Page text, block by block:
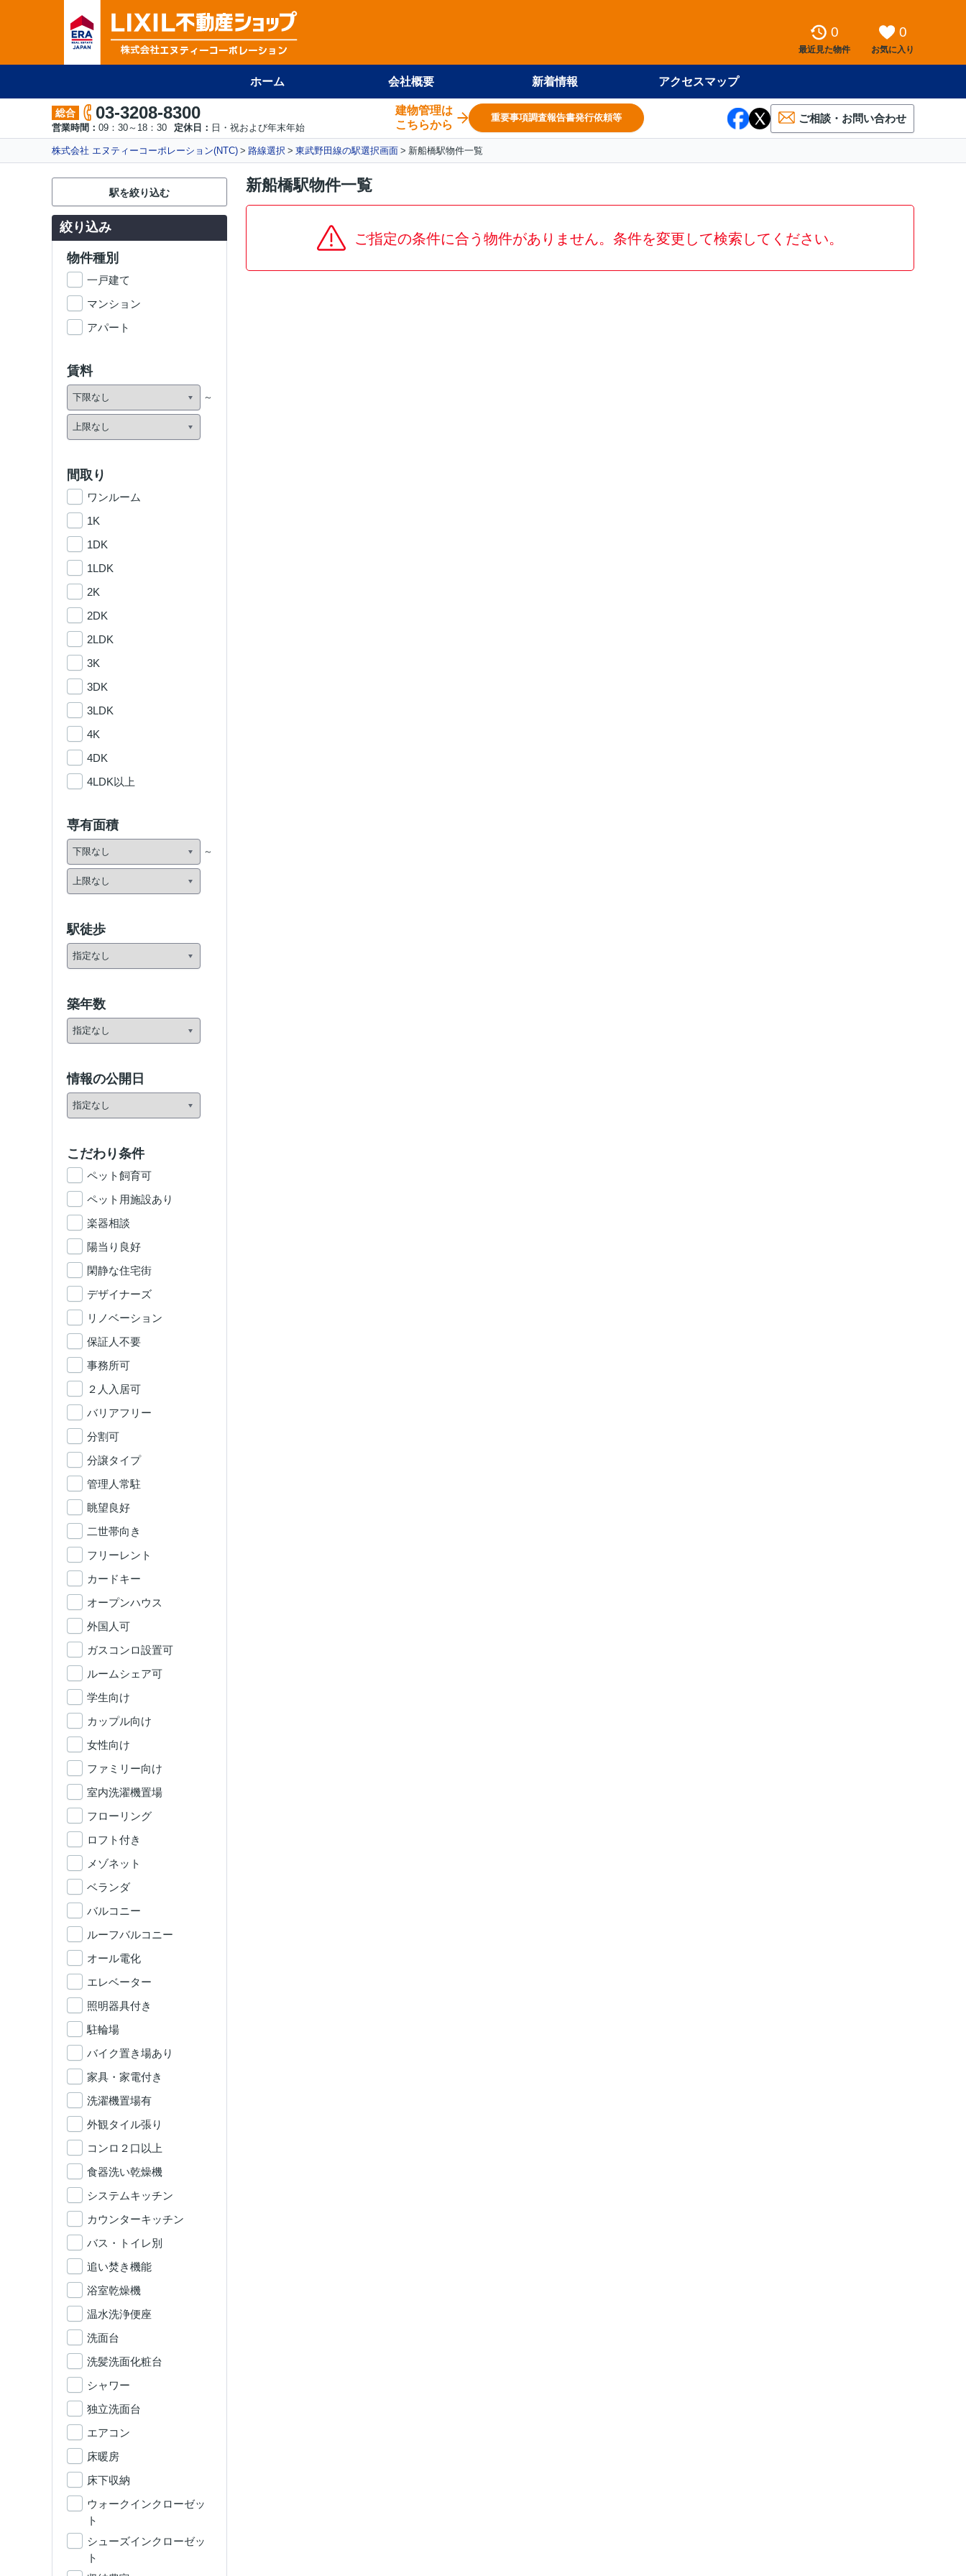
0
最近見た物件
0
お気に入り
ホーム 会社概要 新着情報 アクセスマップ
総合 03-3208-8300
営業時間： 09：30～18：30 定休日： 日・祝および年末年始
建物管理は
こちらから
重要事項調査報告書発行依頼等 ご相談・お問い合わせ
株式会社 エヌティーコーポレーション(NTC) 路線選択 東武野田線の駅選択画面 新船橋駅物件一覧
新船橋駅物件一覧
ご指定の条件に合う物件がありません。条件を変更して検索してください。
駅を絞り込む
絞り込み
物件種別
一戸建て
マンション
アパート
賃料
間取り
ワンルーム
1K
1DK
1LDK
2K
2DK
2LDK
3K
3DK
3LDK
4K
4DK
4LDK以上
専有面積
駅徒歩
築年数
情報の公開日
こだわり条件
ペット飼育可
ペット用施設あり
楽器相談
陽当り良好
閑静な住宅街
デザイナーズ
リノベーション
保証人不要
事務所可
２人入居可
バリアフリー
分割可
分譲タイプ
管理人常駐
眺望良好
二世帯向き
フリーレント
カードキー
オープンハウス
外国人可
ガスコンロ設置可
ルームシェア可
学生向け
カップル向け
女性向け
ファミリー向け
室内洗濯機置場
フローリング
ロフト付き
メゾネット
ベランダ
バルコニー
ルーフバルコニー
オール電化
エレベーター
照明器具付き
駐輪場
バイク置き場あり
家具・家電付き
洗濯機置場有
外観タイル張り
コンロ２口以上
食器洗い乾燥機
システムキッチン
カウンターキッチン
バス・トイレ別
追い焚き機能
浴室乾燥機
温水洗浄便座
洗面台
洗髪洗面化粧台
シャワー
独立洗面台
エアコン
床暖房
床下収納
ウォークインクローゼッ
ト
シューズインクローゼッ
ト